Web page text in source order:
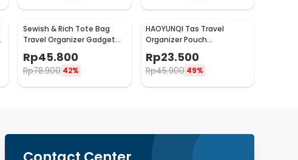
Sewish & Rich Tote Bag
Travel Organizer Gadget
Make Up Pouch - SR16
Rp45.800
Rp78.900 42%
HAOYUNQI Tas Travel
Organizer Pouch
Multifunctional Storage
Bag - XD130
Rp23.500
Rp45.900 49%